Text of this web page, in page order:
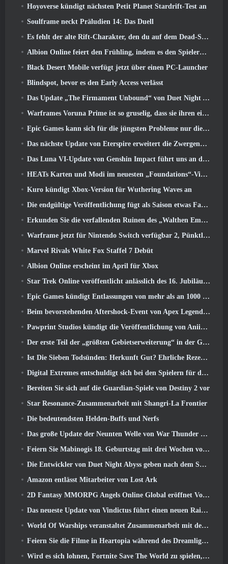
Hoyoverse kündigt nächsten Petit Planet Stardrift-Test an
Soulframe neckt Präludien 14: Das Duell
Es fehlt der alte Rift-Charakter, den du auf dem Dead-Server zurückgelassen hast? Gamigo hat eine Lösung dafür
Albion Online feiert den Frühling, indem es den Spielern ein süßes Hasen-Reittier anbietet
Black Desert Mobile verfügt jetzt über einen PC-Launcher
Blindspot, bevor es den Early Access verlässt
Das Update „The Firmament Unbound“ von Duet Night Abyss schließt die Geschichte von Huaxu ab
Warframes Voruna Prime ist so gruselig, dass sie ihren eigenen Red-Band-Trailer bekommen hat
Epic Games kann sich für die jüngsten Probleme nur die Schuld geben
Das nächste Update von Eterspire erweitert die Zwergenminen und bietet eine vollständige Überarbeitung des Bosskampfs
Das Luna VI-Update von Genshin Impact führt uns an den Ort, von dem Mondstadt immer wieder spricht, den wir aber noch nie gesehen haben
HEATs Karten und Modi im neuesten „Foundations“-Video
Kuro kündigt Xbox-Version für Wuthering Waves an
Die endgültige Veröffentlichung fügt als Saison etwas Fantasie hinzu 10 Startet
Erkunden Sie die verfallenden Ruinen des „Walthen Empire“ im nächsten großen Update von RAVEN2
Warframe jetzt für Nintendo Switch verfügbar 2, Pünktlich zum Start von Shadowgrapher
Marvel Rivals White Fox Staffel 7 Debüt
Albion Online erscheint im April für Xbox
Star Trek Online veröffentlicht anlässlich des 16. Jubiläums eine Minidokumentation über die Ursprünge der Föderation
Epic Games kündigt Entlassungen von mehr als an 1000 Mitarbeiter, Unter Berufung auf „Abschwung im Fortnite-Engagement“
Beim bevorstehenden Aftershock-Event von Apex Legends wird es elektrisierend
Pawprint Studios kündigt die Veröffentlichung von Aniimo für PlayStation an 5 Und der Epic Games Store bei Markteinführungen
Der erste Teil der „größten Gebietserweiterung“ in der Geschichte von RuneScape startet heute
Ist Die Sieben Todsünden: Herkunft Gut? Ehrliche Rezension
Digital Extremes entschuldigt sich bei den Spielern für den durch „schändliche Einladungen“ in Warframe verursachten Stress
Bereiten Sie sich auf die Guardian-Spiele von Destiny 2 vor
Star Resonance-Zusammenarbeit mit Shangri-La Frontier
Die bedeutendsten Helden-Buffs und Nerfs
Das große Update der Neunten Welle von War Thunder verbessert das Aussehen von Seeschlachten mit verbesserter Wasservisualisierung
Feiern Sie Mabinogis 18. Geburtstag mit drei Wochen voller Events und Belohnungen
Die Entwickler von Duet Night Abyss geben nach dem Spiel-Update eine offizielle Stellungnahme zum jüngsten Malware-Vorfall ab
Amazon entlässt Mitarbeiter von Lost Ark
2D Fantasy MMORPG Angels Online Global eröffnet Vorregistrierung
Das neueste Update von Vindictus führt einen neuen Raid ein, bei dem Spieler gegen den Wächter von Caliburn antreten
World Of Warships veranstaltet Zusammenarbeit mit der schwedischen Heavy-Metal-Band Sabaton
Feiern Sie die Filme in Heartopia während des Dreamlight Cinematics Festivals
Wird es sich lohnen, Fortnite Save The World zu spielen, sobald es kostenlos ist??